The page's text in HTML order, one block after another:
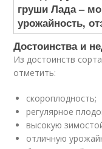
Достоинства и
Из достоинств
отметить:
скороплодность;
регулярное
высокую
отличную